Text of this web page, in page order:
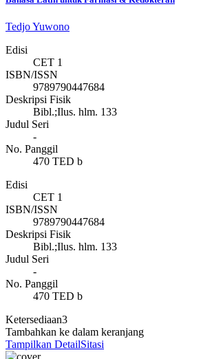
Tedjo Yuwono
Edisi
CET 1
ISBN/ISSN
9789790447684
Deskripsi Fisik
Bibl.;Ilus. hlm. 133
Judul Seri
-
No. Panggil
470 TED b
Edisi
CET 1
ISBN/ISSN
9789790447684
Deskripsi Fisik
Bibl.;Ilus. hlm. 133
Judul Seri
-
No. Panggil
470 TED b
Ketersediaan3
Tambahkan ke dalam keranjang
Tampilkan DetailSitasi